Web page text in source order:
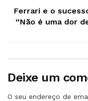
Ferrari e o
“Não é uma dor
Deixe um
O seu endereço de